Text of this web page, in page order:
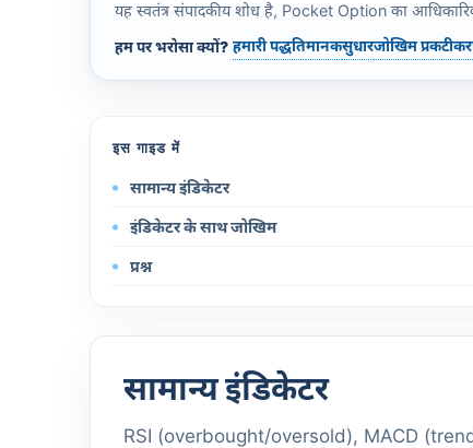
यह स्वतंत्र संपादकीय शोध है, Pocket Option का आधिकारिक
हम पर भरोसा क्यों? हमारी पद्धतिमानकसुधारजोखिम
इस गाइड में
सामान्य इंडिकेटर
इंडिकेटर के साथ जोखिम
प्रश्न
सामान्य इंडिकेटर
RSI (overbought/oversold), MACD